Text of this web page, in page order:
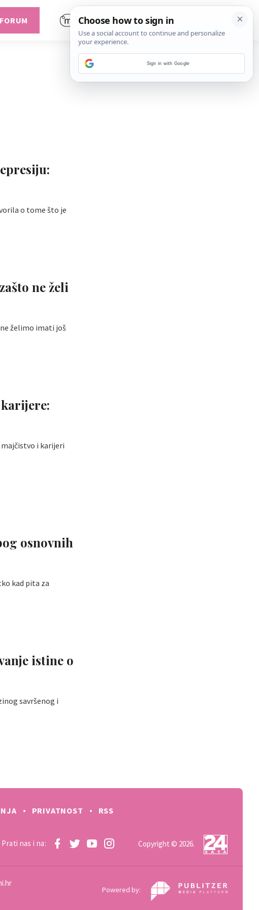
FORUM
o tome što je
ne želi
želimo imati još
i karijeri
osnovnih
kad pita za
istine o
savršenog i
PRIVATNOST RSS
Prati nas i na: Copyright © 2026.
Powered by:
Sign in with Google